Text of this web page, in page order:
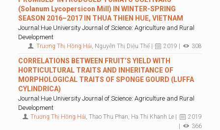
(Solanum Lycopersicon Mill) IN WINTER-SPRING
SEASON 2016–2017 IN THUA THIEN HUE, VIETNAM
Journal:Hue University Journal of Science: Agriculture and Rural
Development
Trương Thị Hồng Hải, Nguyễn Thị Diệu Thể | 2019 | 308
CORRELATIONS BETWEEN FRUIT’S YIELD WITH
HORTICULTURAL TRAITS AND INHERITANCE OF
MORPHOLOGICAL TRAITS OF SPONGE GOURD (LUFFA
CYLINDRICA)
Journal:Hue University Journal of Science: Agriculture and Rural
Development
Trương Thị Hồng Hải, Thao Thu Phan, Ha Thi Khanh Le |
2019
366